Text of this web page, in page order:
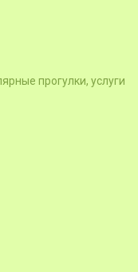
прогулки, услуги